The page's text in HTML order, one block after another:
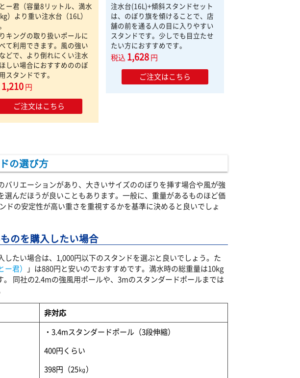
ー君（容量8リットル、満水
）より重い注水台（16L）
キングの取り扱いポールに
て利用できます。風の強い
どで、より倒れにくい注水
しい場合におすすめののぼ
スタンドです。
1,210円
ご注文はこちら
注水台(16L)+傾斜スタンドセット
は、のぼり旗を傾けることで、店
舗の前を通る人の目に入りやすい
スタンドです。少しでも目立たせ
たい方におすすめです。
税込 1,628円
ご注文はこちら
の選び方
リエーションがあり、大きいサイズののぼりを挿す場合や風が強
んだほうが良いこともあります。一般に、重量があるものほど価
ドの安定性が高い重さを重視するかを基準に決めると良いでしょ
のを購入したい場合
たい場合は、1,000円以下のスタンドを選ぶと良いでしょう。た
君）
」は880円と安いのでおすすめです。満水時の総重量は10kg
同社の2.4mの強風用ポールや、3mのスタンダードポールまでは
非対応
・3.4mスタンダードポール（3段伸縮）
400円くらい
398円（25㎏）